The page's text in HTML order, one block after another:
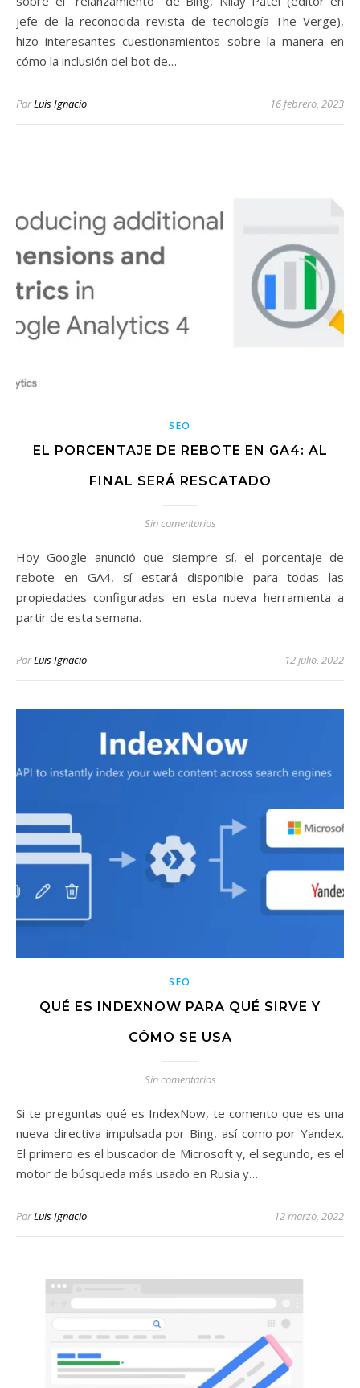
jefe de la reconocida revista de tecnología The Verge),
hizo interesantes cuestionamientos sobre la manera en
cómo la inclusión del bot de…
PorLuis Ignacio 16 febrero, 2023
SEO
EL PORCENTAJE DE REBOTE EN GA4: AL
FINAL SERÁ RESCATADO
Sin comentarios
Hoy Google anunció que siempre sí, el porcentaje de
rebote en GA4, sí estará disponible para todas las
propiedades configuradas en esta nueva herramienta a
partir de esta semana.
PorLuis Ignacio 12 julio, 2022
SEO
QUÉ ES INDEXNOW PARA QUÉ SIRVE Y
CÓMO SE USA
Sin comentarios
Si te preguntas qué es IndexNow, te comento que es una
nueva directiva impulsada por Bing, así como por Yandex.
El primero es el buscador de Microsoft y, el segundo, es el
motor de búsqueda más usado en Rusia y…
PorLuis Ignacio 12 marzo, 2022